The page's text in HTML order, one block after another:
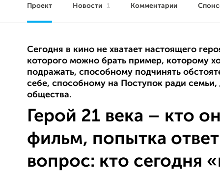
Проект Новости 1 Комментарии
Сегодня в кино не хватает настоящего
которого можно брать пример, которому
подражать, способному подчинять
себе, способному на Поступок ради семьи,
общества.
Герой 21 века – кто
фильм, попытка
вопрос: кто сегодня